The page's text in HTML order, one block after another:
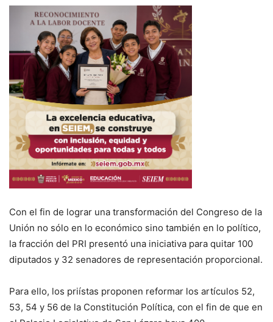
Con el fin de lograr una transformación del Congreso de la
Unión no sólo en lo económico sino también en lo político,
la fracción del PRI presentó una iniciativa para quitar 100
diputados y 32 senadores de representación proporcional.
Para ello, los priístas proponen reformar los artículos 52,
53, 54 y 56 de la Constitución Política, con el fin de que en